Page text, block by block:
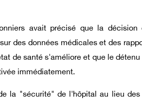
avait précisé que la
des données médicales et des
de santé s'améliore et que le
immédiatement.
la "sécurité" de l'hôpital au lieu